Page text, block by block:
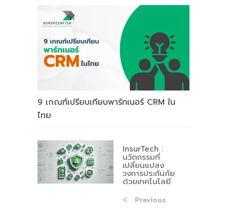
9 เกณฑ์เปรียบเทียบพาร์ทเนอร์ CRM ใน
ไทย
InsurTech :
นวัตกรรมที่
เปลี่ยนแปลง
วงการประกันภัย
ด้วยเทคโนโลยี
Previous